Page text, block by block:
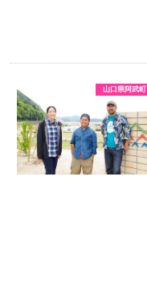
山口県阿武町